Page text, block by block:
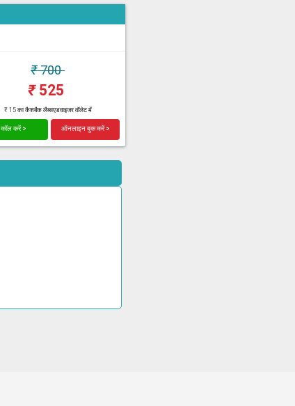
₹700
₹525
₹ 15 का कैशबैक लैब्सएडवाइजर वॉलेट में
कॉल करें > ऑनलाइन बुक करें >